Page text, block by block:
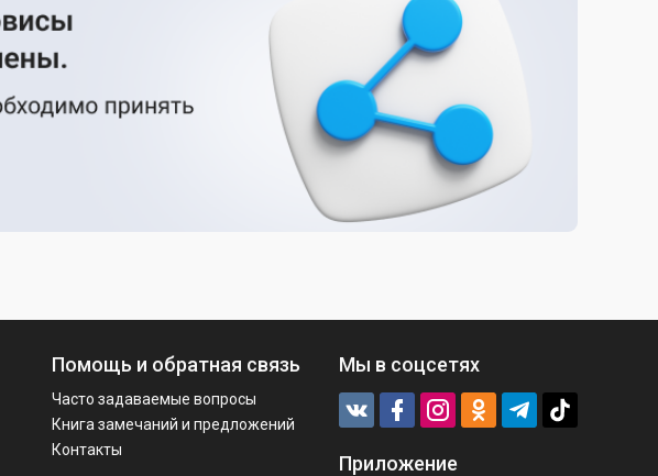
Помощь и обратная связь
Часто задаваемые вопросы
Книга замечаний и предложений
Контакты
Мы в соцсетях
Приложение